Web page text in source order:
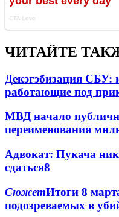
ЧИТАЙТЕ
Декэгэбизация СБУ:
работающие под
МВД начало
переименования
Адвокат: Пукача
сдаться8
СюжетИтоги 8
подозреваемых в